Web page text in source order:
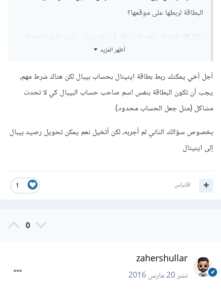
البطاقة لربطها على موقعها؟
وإذا كان الجواب نعم: هل يمكن أن يتم شحن رصيدها عبر تحويل
الأموال إليها من PayPal أم أنّ شحنها يتم حصرًا عبر أحد فروع
Migros ؟
وشكرًا لك
أظهر المزيد
أجل أخي يمكنك ربط بطاقة اينينال بحساب بيبال لكن هناك شرط مهم،
يجب أن تكون البطاقة بنفس اسم صاحب حساب البيبال كي لا تحدث
مشاكل (مثل جعل الحساب محدود)
بخصوص سؤالك الثاني لم أجربه، لكن أتخيل نعم يمكن تحويل رصيد بيبال
إلى اينينال
1 اقتباس
0
zahershullar
نشر20 مارس 2016